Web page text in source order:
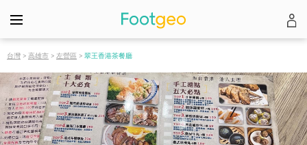
台灣 > 高雄市 > 左營區 > 翠王香港茶餐廳